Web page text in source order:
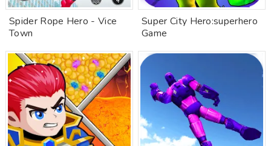
Spider Rope Hero - Vice
Town
Super City Hero:superhero
Game